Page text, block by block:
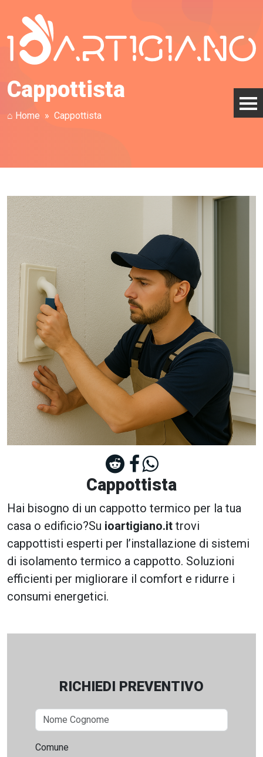
Cappottista
⌂ Home Cappottista
Cappottista
Hai bisogno di un cappotto termico per la tua
casa o edificio?Su ioartigiano.it trovi
cappottisti esperti per l’installazione di sistemi
di isolamento termico a cappotto. Soluzioni
efficienti per migliorare il comfort e ridurre i
consumi energetici.
RICHIEDI PREVENTIVO
Comune